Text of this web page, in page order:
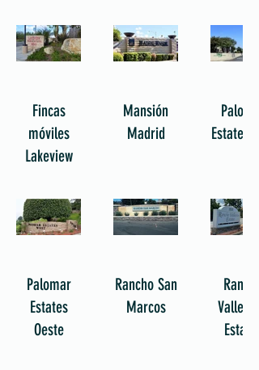
Fincas
móviles
Lakeview
Mansión
Madrid
Palomar
Estates
Palomar
Estates
Oeste
Rancho San
Marcos
Rancho
Vallecitos
Estates